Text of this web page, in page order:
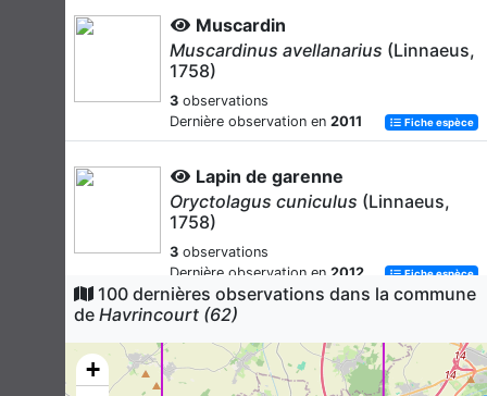
Muscardin
Muscardinus avellanarius (Linnaeus,
1758)
3 observations
Dernière observation en 2011 Fiche espèce
Lapin de garenne
Oryctolagus cuniculus (Linnaeus,
1758)
3 observations
Dernière observation en 2012 Fiche espèce
Sanglier
Sus scrofaLinnaeus, 1758
2 observations
100 dernières observations dans la commune
de Havrincourt (62)
+